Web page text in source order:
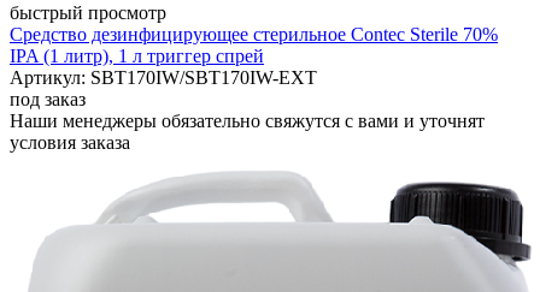
быстрый просмотр
Средство дезинфицирующее стерильное Contec Sterile 70%
IPA (1 литр), 1 л триггер спрей
Артикул: SBT170IW/SBT170IW-EXT
под заказ
Наши менеджеры обязательно свяжутся с вами и уточнят
условия заказа